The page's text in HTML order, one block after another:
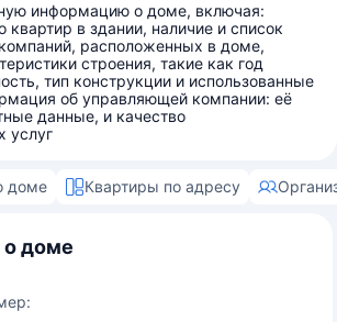
информацию о доме, включая:
квартир в здании, наличие и список
расположенных в доме,
строения, такие как год
тип конструкции и использованные
об управляющей компании: её
данные, и качество
услуг
доме Квартиры по адресу
доме